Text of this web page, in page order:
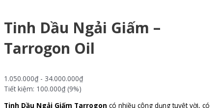
Tinh Dầu Ngải Giấm –
Tarrogon Oil
1.050.000₫- 34.000.000₫
Tiết kiệm: 100.000₫ (9%)
Tinh Dầu Ngải Giấm Tarrogon có nhiều công dụng tuyệt vời, có